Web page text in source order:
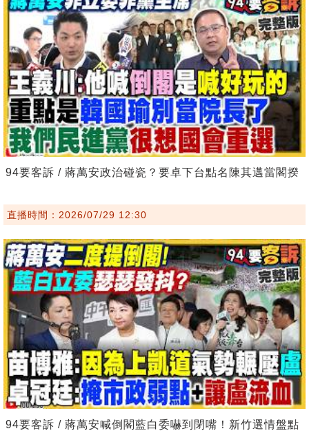
94要客訴 / 蔣萬安政治碰瓷？要卓下台點名陳其邁當閣揆
直播時間：2026/07/29 12:30
94要客訴 / 蔣萬安喊倒閣藍白委嚇到閉嘴！新竹選情盤點